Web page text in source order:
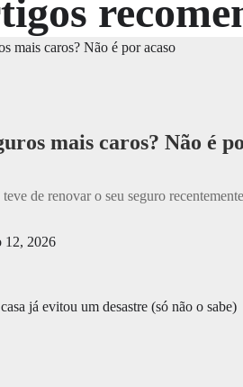
mais caros? Não é
teve de renovar o seu seguro
12, 2026